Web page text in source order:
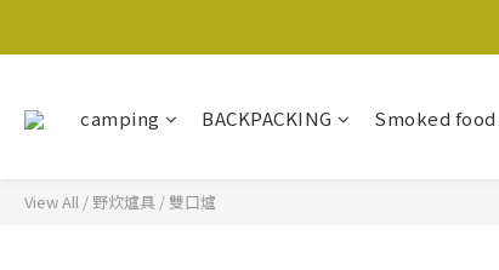
camping BACKPACKING Smoked food
View All /野炊爐具 /雙口爐